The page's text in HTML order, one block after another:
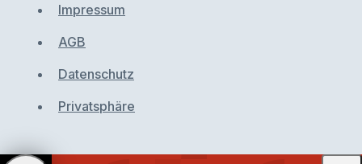
Impressum
AGB
Datenschutz
Privatsphäre